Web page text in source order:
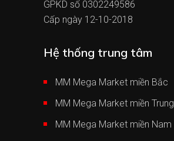
GPKD số 0302249586
Cấp ngày 12-10-2018
Hệ thống trung tâm
MM Mega Market miền Bắc
MM Mega Market miền Trung
MM Mega Market miền Nam